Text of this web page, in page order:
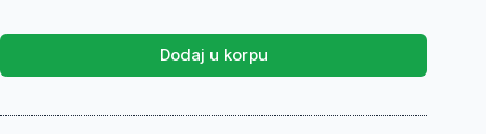
Dodaj u korpu